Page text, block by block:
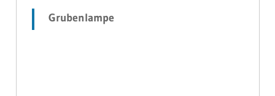
Grubenlampe